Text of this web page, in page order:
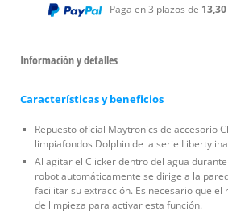
Paga en 3 plazos de
Información y detalles
Características y beneficios
Repuesto oficial Maytronics de accesorio
limpiafondos Dolphin de la serie Liberty
Al agitar el Clicker dentro del agua
robot automáticamente se dirige a la
facilitar su extracción. Es necesario que el
de limpieza para activar esta función.